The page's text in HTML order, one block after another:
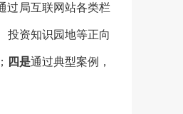
过局互联网站各类栏
投资知识园地等正向
四是通过典型案例，